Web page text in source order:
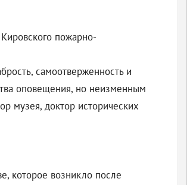
пожарно-
самоотверженность и
оповещения, но неизменным
музея, доктор исторических
которое возникло после